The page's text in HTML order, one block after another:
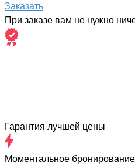
Заказать
При заказе вам не нужно
Гарантия лучшей цены
Моментальное бронирование